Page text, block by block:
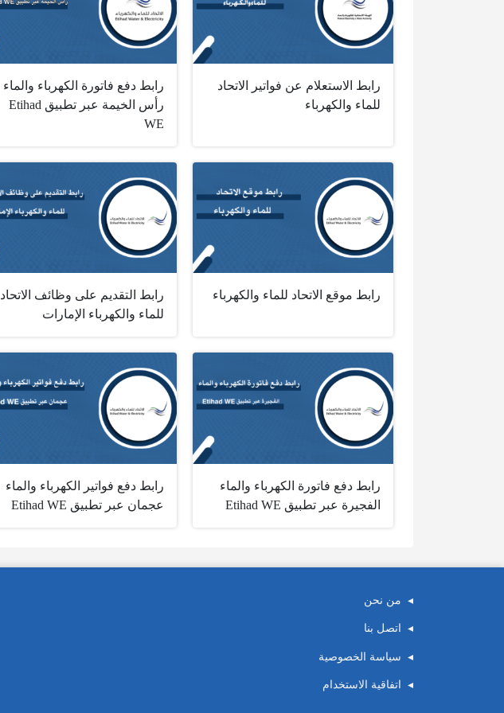
رابط الاستعلام عن فواتير الاتحاد
للماء والكهرباء
رابط دفع فاتورة الكهرباء والماء
رأس الخيمة عبر تطبيق ‏Etihad
WE
رابط موقع الاتحاد للماء والكهرباء
رابط التقديم على وظائف الاتحاد
للماء والكهرباء الإمارات
رابط دفع فاتورة الكهرباء والماء
الفجيرة عبر تطبيق ‏Etihad WE
رابط دفع فواتير الكهرباء والماء
عجمان عبر تطبيق ‏Etihad WE
من نحن
اتصل بنا
سياسة الخصوصية
اتفاقية الاستخدام